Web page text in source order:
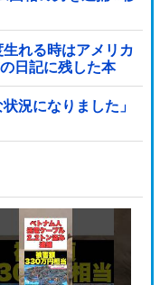
生れる時はアメリカ
日記に残した本
況になりました」